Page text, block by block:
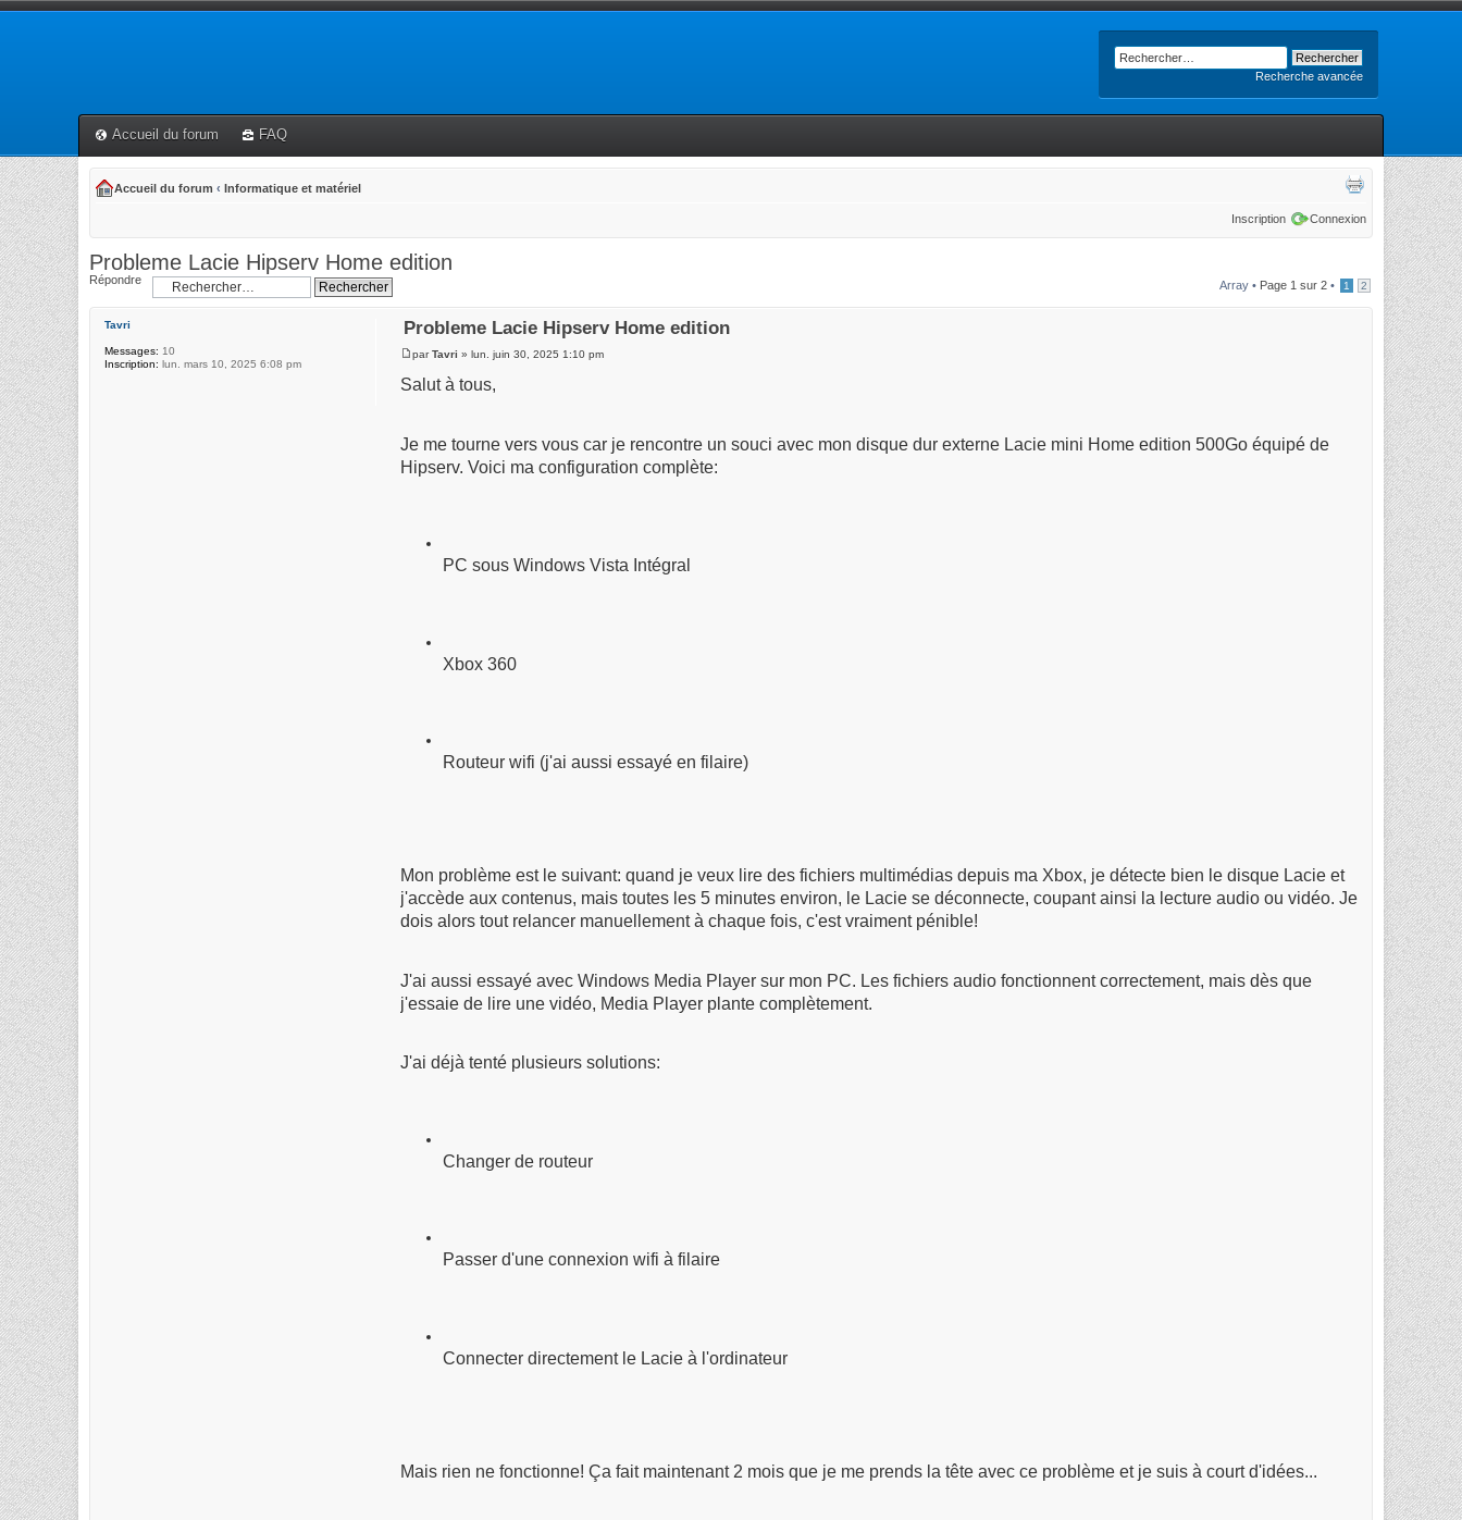
Recherche avancée
Accueil du forum FAQ
Accueil du forum ‹ Informatique et matériel
Inscription Connexion
Probleme Lacie Hipserv Home edition
Répondre Array • Page 1 sur 2 • 1 2
Probleme Lacie Hipserv Home edition
parTavri » lun. juin 30, 2025 1:10 pm
Salut à tous,
Je me tourne vers vous car je rencontre un souci avec mon disque dur externe Lacie mini Home edition 500Go équipé de
Hipserv. Voici ma configuration complète:
PC sous Windows Vista Intégral
Xbox 360
Routeur wifi (j'ai aussi essayé en filaire)
Mon problème est le suivant: quand je veux lire des fichiers multimédias depuis ma Xbox, je détecte bien le disque Lacie et
j'accède aux contenus, mais toutes les 5 minutes environ, le Lacie se déconnecte, coupant ainsi la lecture audio ou vidéo. Je
dois alors tout relancer manuellement à chaque fois, c'est vraiment pénible!
J'ai aussi essayé avec Windows Media Player sur mon PC. Les fichiers audio fonctionnent correctement, mais dès que
j'essaie de lire une vidéo, Media Player plante complètement.
J'ai déjà tenté plusieurs solutions:
Changer de routeur
Passer d'une connexion wifi à filaire
Connecter directement le Lacie à l'ordinateur
Mais rien ne fonctionne! Ça fait maintenant 2 mois que je me prends la tête avec ce problème et je suis à court d'idées...
Tavri
Messages: 10
Inscription: lun. mars 10, 2025 6:08 pm